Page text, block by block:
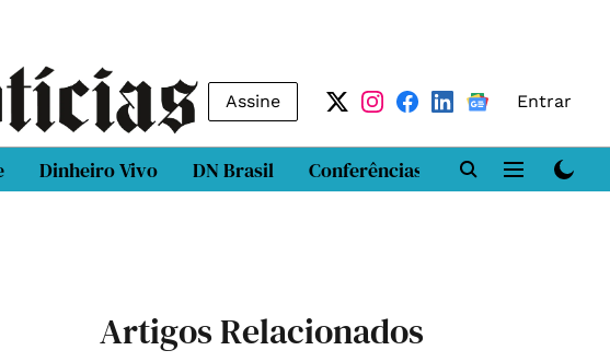
Assine Entrar
Dinheiro Vivo DN Brasil Conferências DN LAB
Artigos Relacionados